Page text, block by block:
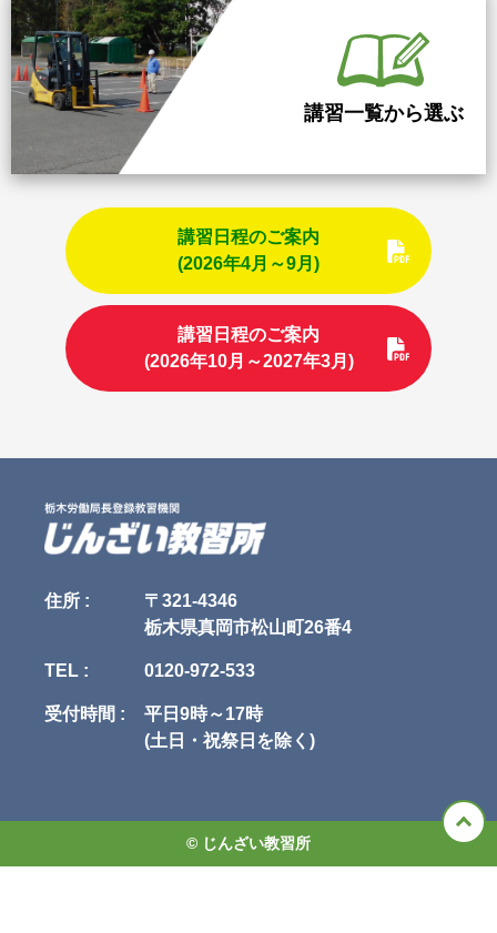
講習一覧から選ぶ
講習日程のご案内
(2026年4月～9月)
講習日程のご案内
(2026年10月～2027年3月)
住所 :
〒321-4346
栃木県真岡市松山町26番4
TEL : 0120-972-533
受付時間 :
平日9時～17時
(土日・祝祭日を除く)
© じんざい教習所